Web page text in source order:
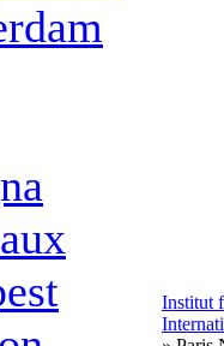
Institut